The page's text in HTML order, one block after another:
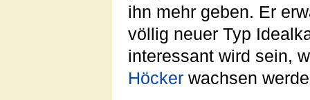
ihn mehr geben. Er
völlig neuer Typ
interessant wird sein,
Höcker wachsen